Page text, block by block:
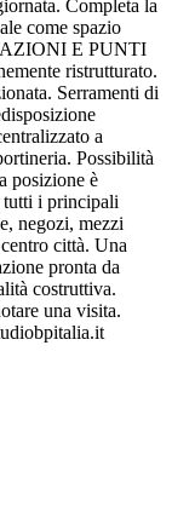
Completa la
come spazio
E PUNTI
ristrutturato.
Serramenti di
a
Possibilità
posizione è
tutti i principali
negozi, mezzi
città. Una
pronta da
costruttiva.
una visita.